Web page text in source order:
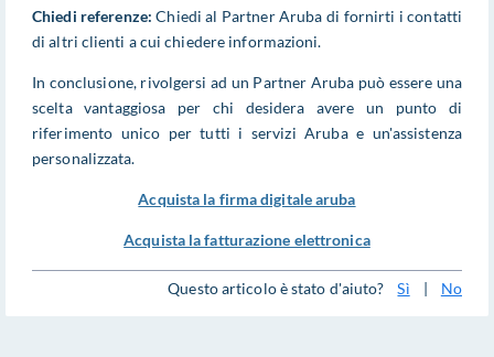
Chiedi referenze: Chiedi al Partner Aruba di fornirti i contatti
di altri clienti a cui chiedere informazioni.
In conclusione, rivolgersi ad un Partner Aruba può essere una
scelta vantaggiosa per chi desidera avere un punto di
riferimento unico per tutti i servizi Aruba e un'assistenza
personalizzata.
Acquista la firma digitale aruba
Acquista la fatturazione elettronica
Questo articolo è stato d'aiuto? Sì | No